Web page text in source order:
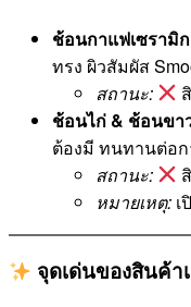
ช้อนกาแฟเซรามิ
ทรง ผิวสัมผัส
สถานะ:
ช้อนไก่ & ช้อนขา
ต้องมี ทนทานต่อ
สถานะ:
หมายเหตุ:
จุดเด่นของสินค้า